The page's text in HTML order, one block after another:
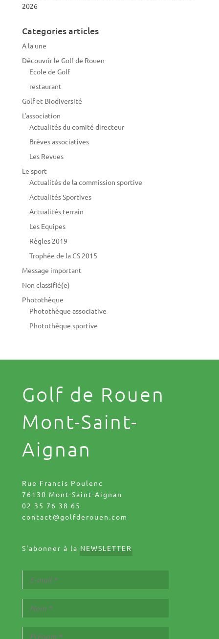
2026
Categories articles
A la une
Découvrir le Golf de Rouen
Ecole de Golf
restaurant
Golf et Biodiversité
L'association
Actualités du comité directeur
Brèves associatives
Les Revues
Le sport
Actualités de la commission sportive
Actualités Sportives
Actualités terrain
Les Equipes
Règles 2019
Trophée de la CS 2015
Message important
Non classifié(e)
Photothèque
Photothèque associative
Photothèque sportive
Golf de Rouen
Mont-Saint-
Aignan
Rue Francis Poulenc
76130 Mont-Saint-Aignan
02 35 76 38 65
contact@golfderouen.com
S'abonner à la NEWSLETTER